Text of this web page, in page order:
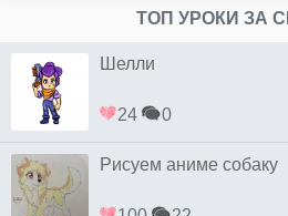
ТОП УРОКИ ЗА
Шелли
24 0
Рисуем аниме собаку